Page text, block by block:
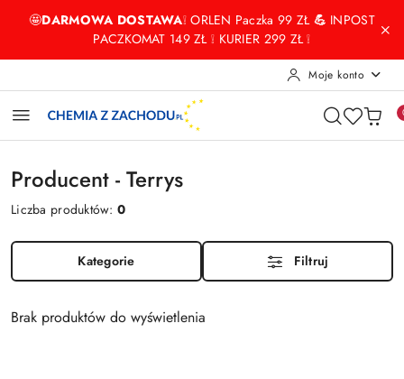
Przejdź do treści głównej
Przejdź do wyszukiwarki
Przejdź do moje konto
Przejdź do menu głównego
Przejdź do stopki
🤩DARMOWA DOSTAWA❕ ORLEN Paczka 99 ZŁ💪 INPOST
PACZKOMAT 149 ZŁ ❕ KURIER 299 ZŁ ❕
Moje konto
Producent - Terrys
Liczba produktów:0
Kategorie Filtruj
Brak produktów do wyświetlenia